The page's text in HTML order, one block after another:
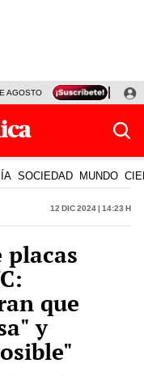
AGOSTO TINKA RESULTADOS
SOCIEDAD MUNDO
12 Dic 2024 | 14:23 h
placas
que
y